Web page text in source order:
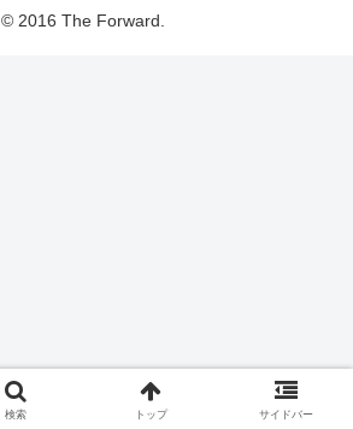
© 2016 The Forward.
検索 トップ サイドバー